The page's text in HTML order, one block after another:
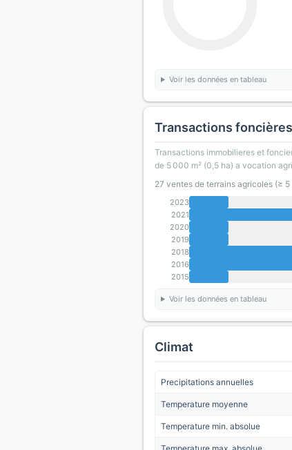
Voir les données en tableau
Transactions
Transactions immobilieres et
de 5 000 m² (0,5 ha) a vocation
27 ventes de terrains agricoles (≥
2023
2021
2020
2019
2018
2016
2015
Voir les données en tableau
Climat
Precipitations annuelles
Temperature moyenne
Temperature min. absolue